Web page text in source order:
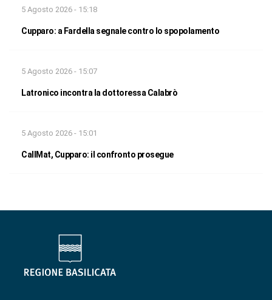
5 Agosto 2026 - 15:18
Cupparo: a Fardella segnale contro lo spopolamento
5 Agosto 2026 - 15:07
Latronico incontra la dottoressa Calabrò
5 Agosto 2026 - 15:01
CallMat, Cupparo: il confronto prosegue